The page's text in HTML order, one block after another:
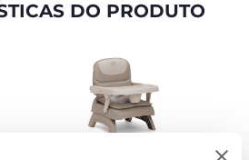
DO PRODUTO